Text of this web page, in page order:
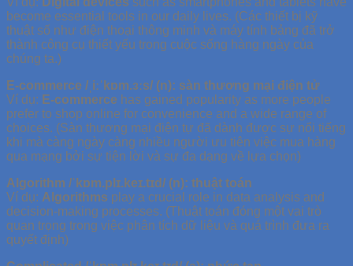
become essential tools in our daily lives. (Các thiết bị kỹ
thuật số như điện thoại thông minh và máy tính bảng đã trở
thành công cụ thiết yếu trong cuộc sống hàng ngày của
chúng ta.)
E-commerce /ˌiːˈkɒm.ɜːs/ (n): sàn thương mại điện tử
Ví dụ: E-commerce has gained popularity as more people
prefer to shop online for convenience and a wide range of
choices. (Sàn thương mại điện tự đã dành được sự nổi tiếng
khi mà càng ngày càng nhiều người ưu tiên việc mua hàng
qua mạng bởi sự tiện lời và sự đa dạng về lựa chọn)
Algorithm /ˈkɒm.plɪ.keɪ.tɪd/ (n): thuật toán
Ví dụ: Algorithms play a crucial role in data analysis and
decision-making processes. (Thuật toán đóng một vai trò
quan trọng trong việc phân tích dữ liệu và quá trình đưa ra
quyết định)